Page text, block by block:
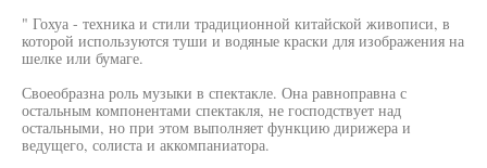
" Гохуа - техника и стили традиционной китайской живописи, в
которой используются туши и водяные краски для изображения на
шелке или бумаге.
Своеобразна роль музыки в спектакле. Она равноправна с
остальным компонентами спектакля, не господствует над
остальными, но при этом выполняет функцию дирижера и
ведущего, солиста и аккомпаниатора.